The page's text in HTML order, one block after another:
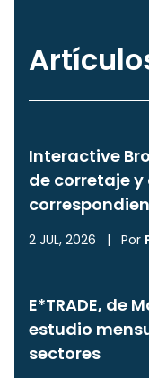
Interactive
de corretaje
2 JUL, 2026 | Por
E*TRADE, de
estudio
sectores